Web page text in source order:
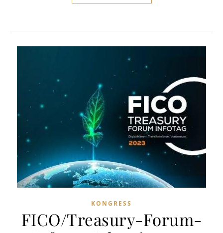
KONGRESS
FICO/Treasury-Forum-